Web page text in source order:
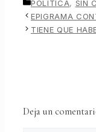
CATEGORÍAS
POLÍTICA, SIN
EPIGRAMA
TIENE QUE
Deja un